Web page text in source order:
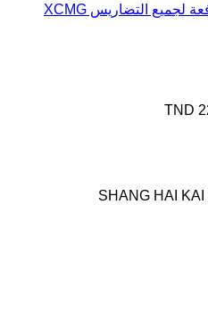
رافعة لجميع التضاريس XCMG
TND
SHANG HAI